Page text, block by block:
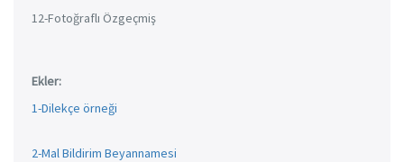
12-Fotoğraflı Özgeçmiş
Ekler:
1-Dilekçe örneği
2-Mal Bildirim Beyannamesi